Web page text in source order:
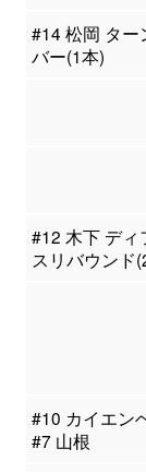
#14 松岡 ター
バー(1本)
#12 木下 ディ
スリバウンド
#10 カイエン
#7 山根